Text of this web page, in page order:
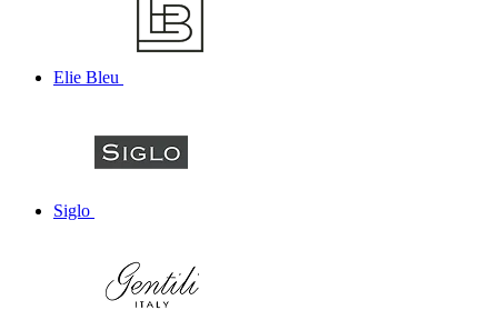
Elie Bleu
Siglo